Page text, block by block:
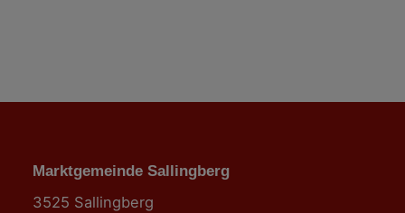
Marktgemeinde Sallingberg
3525 Sallingberg